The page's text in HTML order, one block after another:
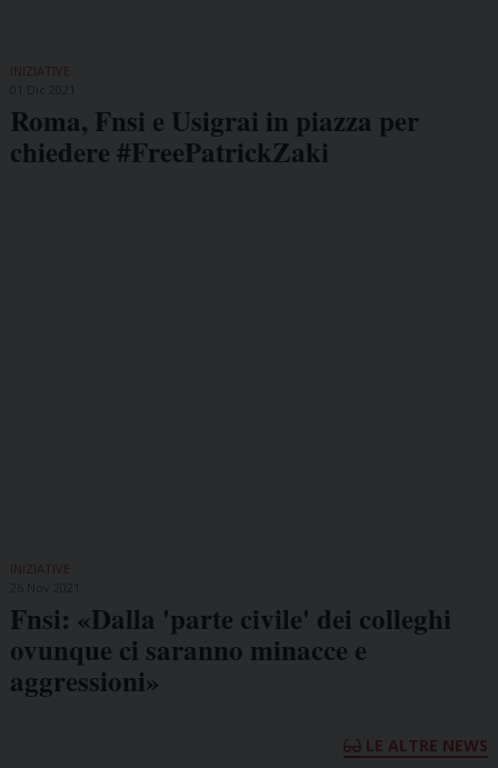
INIZIATIVE
Roma, Fnsi e Usigrai in piazza per
chiedere #FreePatrickZaki
INIZIATIVE
Fnsi: «Dalla 'parte civile' dei colleghi
ovunque ci saranno minacce e
aggressioni»
LE ALTRE NEWS